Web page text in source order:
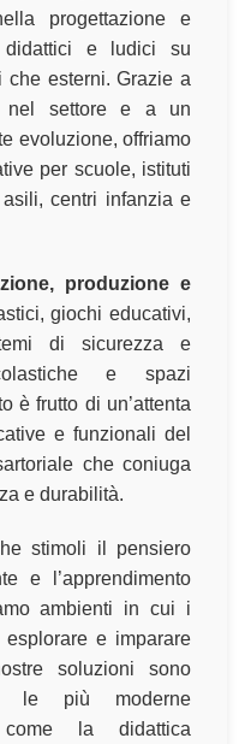
progettazione e
didattici e ludici su
che esterni. Grazie a
nel settore e a un
evoluzione, offriamo
per scuole, istituti
centri infanzia e
produzione e
giochi educativi,
di sicurezza e
e spazi
è frutto di un’attenta
e funzionali del
che coniuga
e durabilità.
stimoli il pensiero
e l’apprendimento
ambienti in cui i
e imparare
soluzioni sono
le più moderne
come la didattica